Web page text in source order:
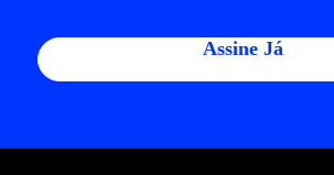
Assine Já